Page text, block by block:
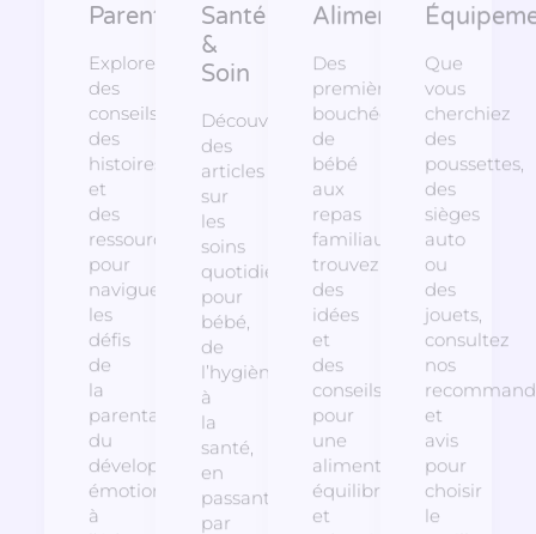
Parentalité
Explorez
des
conseils,
des
histoires
et
des
ressources
pour
naviguer
les
défis
de
la
parentalité,
du
développement
émotionnel
à
Santé
&
Soin
Découvrez
des
articles
sur
les
soins
quotidiens
pour
bébé,
de
l’hygiène
à
la
santé,
en
passant
par
Alimentation
Des
premières
bouchées
de
bébé
aux
repas
familiaux,
trouvez
des
idées
et
des
conseils
pour
une
alimentation
équilibrée
et
Que
vous
cherchiez
des
poussettes,
des
sièges
auto
ou
des
jouets,
consultez
nos
et
avis
pour
choisir
le